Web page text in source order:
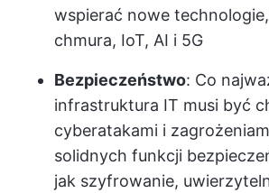
wspierać nowe
chmura, IoT, AI i 5G
Bezpieczeństwo: Co
infrastruktura IT musi być
cyberatakami i
solidnych funkcji
jak szyfrowanie,